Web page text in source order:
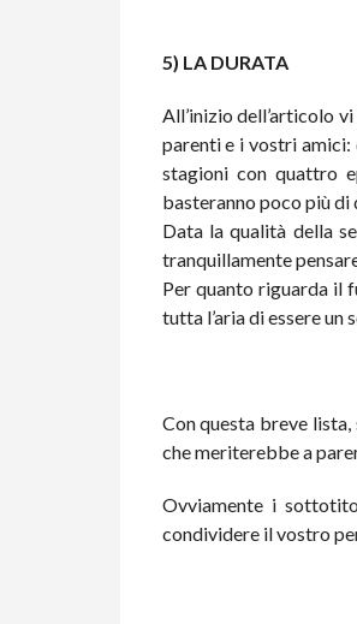
5) LA DURATA
All’inizio dell’articolo
parenti e i vostri amici:
stagioni con quattro
basteranno poco più di
Data la qualità della
tranquillamente
Per quanto riguarda il
tutta l’aria di essere un
Con questa breve
che meriterebbe a
Ovviamente i
condividere il vostro